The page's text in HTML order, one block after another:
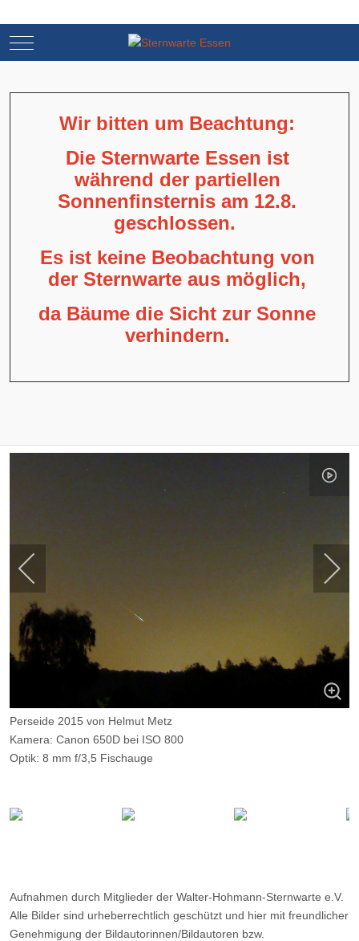
Mobile Menu Toggle
Wir bitten um Beachtung:
Die Sternwarte Essen ist
während der partiellen
Sonnenfinsternis am 12.8.
geschlossen.
Es ist keine Beobachtung von
der Sternwarte aus möglich,
da Bäume die Sicht zur Sonne
verhindern.
Perseide 2015 von Helmut Metz
Kamera: Canon 650D bei ISO 800
Optik: 8 mm f/3,5 Fischauge
Ort: WHS Essen
Aufnahmen durch Mitglieder der Walter-Hohmann-Sternwarte e.V.
Alle Bilder sind urheberrechtlich geschützt und hier mit freundlicher
Genehmigung der Bildautorinnen/Bildautoren bzw.